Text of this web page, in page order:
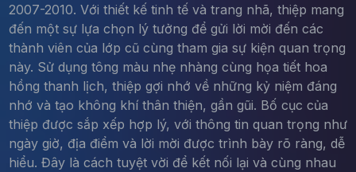
2007-2010. Với thiết kế tinh tế và trang nhã, thiệp mang
đến một sự lựa chọn lý tưởng để gửi lời mời đến các
thành viên của lớp cũ cùng tham gia sự kiện quan trọng
này. Sử dụng tông màu nhẹ nhàng cùng họa tiết hoa
hồng thanh lịch, thiệp gợi nhớ về những kỷ niệm đáng
nhớ và tạo không khí thân thiện, gần gũi. Bố cục của
thiệp được sắp xếp hợp lý, với thông tin quan trọng như
ngày giờ, địa điểm và lời mời được trình bày rõ ràng, dễ
hiểu. Đây là cách tuyệt vời để kết nối lại và cùng nhau